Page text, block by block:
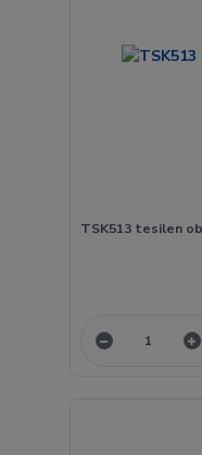
TSK513 tesilen